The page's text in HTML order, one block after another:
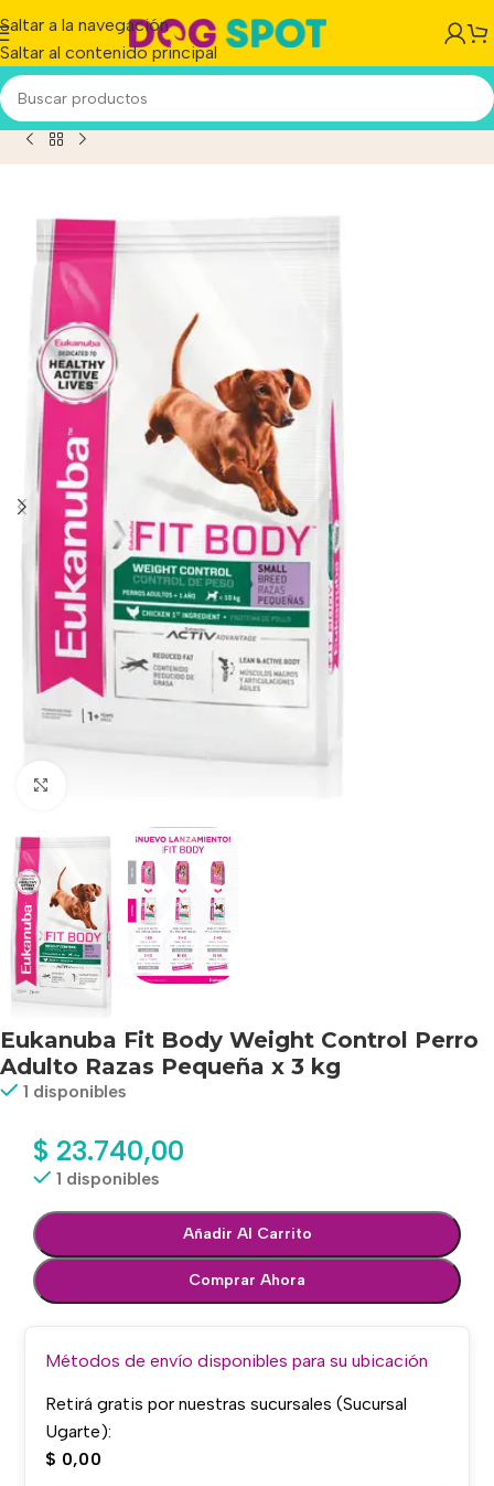
Saltar a la navegación
Saltar al contenido principal
Body Weight Control Perro Adulto Razas Pequeña x 3 kg
Eukanuba Fit Body Weight Control Perro
Adulto Razas Pequeña x 3 kg
1 disponibles
$ 23.740,00
1 disponibles
Añadir Al Carrito
Comprar Ahora
Métodos de envío disponibles para su ubicación
Retirá gratis por nuestras sucursales (Sucursal
Ugarte):
$ 0,00